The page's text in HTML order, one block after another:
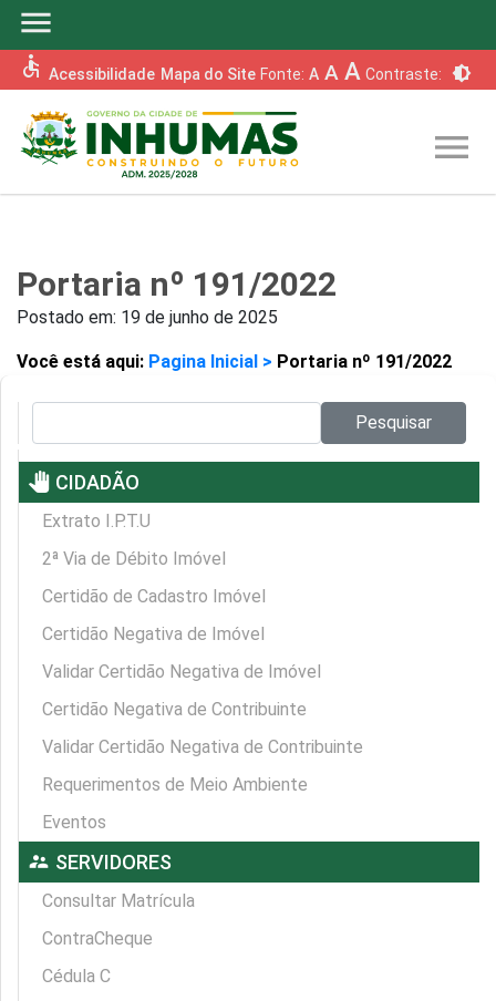
menu
accessible Acessibilidade Mapa do Site Fonte: A A A Contraste: brightness_6
menu
Portaria nº 191/2022
Postado em: 19 de junho de 2025
Você está aqui: Pagina Inicial > Portaria nº 191/2022
Pesquisar
pan_tool CIDADÃO
Extrato I.P.T.U
2ª Via de Débito Imóvel
Certidão de Cadastro Imóvel
Certidão Negativa de Imóvel
Validar Certidão Negativa de Imóvel
Certidão Negativa de Contribuinte
Validar Certidão Negativa de Contribuinte
Requerimentos de Meio Ambiente
Eventos
supervisor_account SERVIDORES
Consultar Matrícula
ContraCheque
Cédula C